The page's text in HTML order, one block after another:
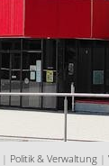
| Politik & Verwaltung |